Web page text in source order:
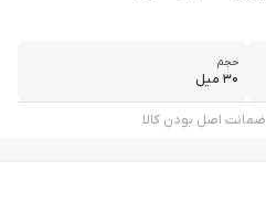
حجم
۳۰ میل
ضمانت اصل بودن کالا